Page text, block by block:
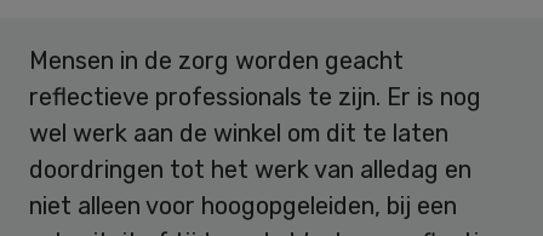
Mensen in de zorg worden geacht
reflectieve professionals te zijn. Er is nog
wel werk aan de winkel om dit te laten
doordringen tot het werk van alledag en
niet alleen voor hoogopgeleiden, bij een